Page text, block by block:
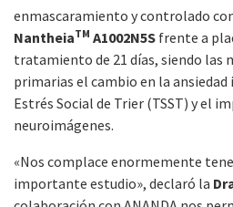
enmascaramiento y controlado
NantheiaTM A1002N5S frente a
tratamiento de 21 días, siendo las
primarias el cambio en la ansiedad
Estrés Social de Trier (TSST) y el
neuroimágenes.
«Nos complace enormemente
importante estudio», declaró la